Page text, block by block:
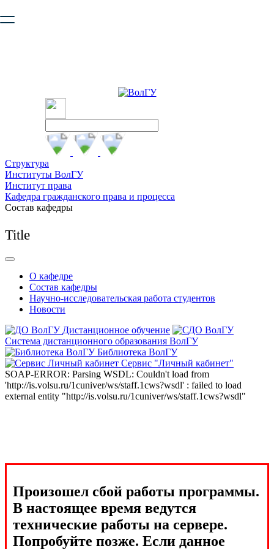
безопасную работу с сайтом. Пожалуйста
Структура
Институты ВолГУ
Институт права
Кафедра гражданского права и процесса
Состав кафедры
Title
О кафедре
Состав кафедры
Научно-исследовательская работа студентов
Новости
Дистанционное обучение
Система дистанционного образования ВолГУ
Библиотека ВолГУ
Сервис "Личный кабинет"
SOAP-ERROR: Parsing WSDL: Couldn't load from
'http://is.volsu.ru/1cuniver/ws/staff.1cws?wsdl' : failed to load
external entity "http://is.volsu.ru/1cuniver/ws/staff.1cws?wsdl"
Произошел сбой работы программы.
В настоящее время ведутся
технические работы на сервере.
Попробуйте позже. Если данное